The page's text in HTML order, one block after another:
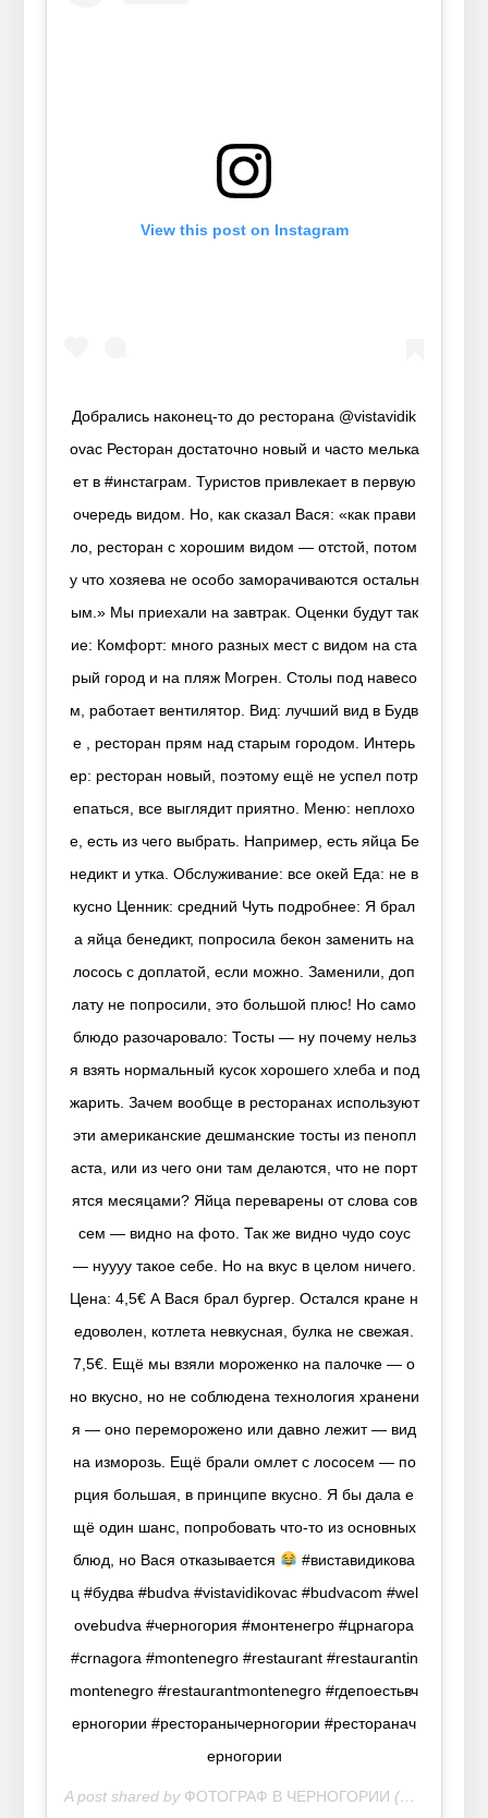
View this post on Instagram
Добрались наконец-то до ресторана @vistavidik
ovac Ресторан достаточно новый и часто мелька
ет в #инстаграм. Туристов привлекает в первую
очередь видом. Но, как сказал Вася: «как прави
ло, ресторан с хорошим видом — отстой, потом
у что хозяева не особо заморачиваются остальн
ым.» Мы приехали на завтрак. Оценки будут так
ие: Комфорт: много разных мест с видом на ста
рый город и на пляж Могрен. Столы под навесо
м, работает вентилятор. Вид: лучший вид в Будв
е , ресторан прям над старым городом. Интерь
ер: ресторан новый, поэтому ещё не успел потр
епаться, все выглядит приятно. Меню: неплохо
е, есть из чего выбрать. Например, есть яйца Бе
недикт и утка. Обслуживание: все окей Еда: не в
кусно Ценник: средний Чуть подробнее: Я брал
а яйца бенедикт, попросила бекон заменить на
лосось с доплатой, если можно. Заменили, доп
лату не попросили, это большой плюс! Но само
блюдо разочаровало: Тосты — ну почему нельз
я взять нормальный кусок хорошего хлеба и под
жарить. Зачем вообще в ресторанах используют
эти американские дешманские тосты из пенопл
аста, или из чего они там делаются, что не порт
ятся месяцами? Яйца переварены от слова сов
сем — видно на фото. Так же видно чудо соус
— нуууу такое себе. Но на вкус в целом ничего.
Цена: 4,5€ А Вася брал бургер. Остался кране н
едоволен, котлета невкусная, булка не свежая.
7,5€. Ещё мы взяли мороженко на палочке — о
но вкусно, но не соблюдена технология хранени
я — оно переморожено или давно лежит — вид
на изморозь. Ещё брали омлет с лососем — по
рция большая, в принципе вкусно. Я бы дала е
щё один шанс, попробовать что-то из основных
блюд, но Вася отказывается
#виставидикова
ц #будва #budva #vistavidikovac #budvacom #wel
ovebudva #черногория #монтенегро #црнагора
#crnagora #montenegro #restaurant #restaurantin
montenegro #restaurantmontenegro #гдепоестьвч
ерногории #ресторанычерногории #ресторанач
ерногории
A post shared by ФОТОГРАФ В ЧЕРНОГОРИИ (@mariiasosnina) on